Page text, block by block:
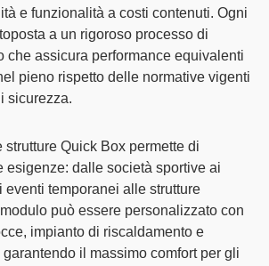
e funzionalità a costi contenuti. Ogni
a un rigoroso processo di
che assicura performance equivalenti
pieno rispetto delle normative vigenti
sicurezza.
strutture Quick Box permette di
esigenze: dalle società sportive ai
temporanei alle strutture
può essere personalizzato con
impianto di riscaldamento e
il massimo comfort per gli